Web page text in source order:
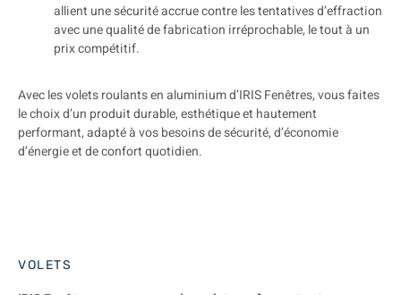
allient une sécurité accrue contre les tentatives d’effraction
avec une qualité de fabrication irréprochable, le tout à un
prix compétitif.
Avec les volets roulants en aluminium d’IRIS Fenêtres, vous faites
le choix d’un produit durable, esthétique et hautement
performant, adapté à vos besoins de sécurité, d’économie
d’énergie et de confort quotidien.
VOLETS